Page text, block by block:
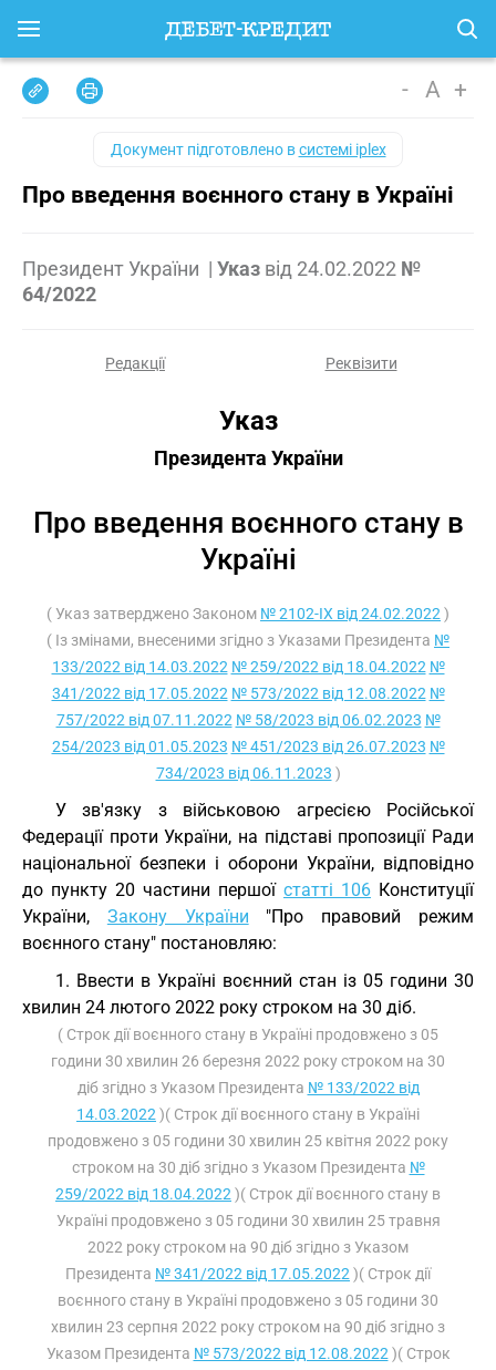
- A +
Документ підготовлено всистемі iplex
Про введення воєнного стану в Україні
Президент України | Указ від 24.02.2022 №
64/2022
Редакції Реквізити
Указ
Президента України
Про введення воєнного стану в
Україні
( Указ затверджено Законом № 2102-IX від 24.02.2022 )
( Із змінами, внесеними згідно з Указами Президента №
133/2022 від 14.03.2022 № 259/2022 від 18.04.2022 №
341/2022 від 17.05.2022 № 573/2022 від 12.08.2022 №
757/2022 від 07.11.2022 № 58/2023 від 06.02.2023 №
254/2023 від 01.05.2023 № 451/2023 від 26.07.2023 №
734/2023 від 06.11.2023 )
У зв'язку з військовою агресією Російської
Федерації проти України, на підставі пропозиції Ради
національної безпеки і оборони України, відповідно
до пункту 20 частини першої статті 106 Конституції
України, Закону України "Про правовий режим
воєнного стану" постановляю:
1. Ввести в Україні воєнний стан із 05 години 30
хвилин 24 лютого 2022 року строком на 30 діб.
( Строк дії воєнного стану в Україні продовжено з 05
години 30 хвилин 26 березня 2022 року строком на 30
діб згідно з Указом Президента № 133/2022 від
14.03.2022 )( Строк дії воєнного стану в Україні
продовжено з 05 години 30 хвилин 25 квітня 2022 року
строком на 30 діб згідно з Указом Президента №
259/2022 від 18.04.2022 )( Строк дії воєнного стану в
Україні продовжено з 05 години 30 хвилин 25 травня
2022 року строком на 90 діб згідно з Указом
Президента № 341/2022 від 17.05.2022 )( Строк дії
воєнного стану в Україні продовжено з 05 години 30
хвилин 23 серпня 2022 року строком на 90 діб згідно з
Указом Президента № 573/2022 від 12.08.2022 )( Строк